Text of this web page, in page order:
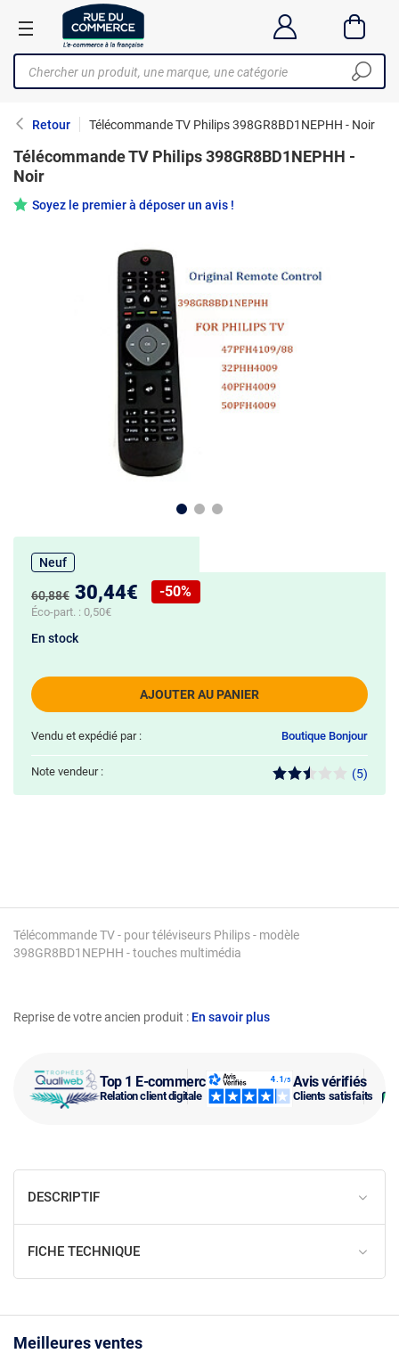
Retour Télécommande TV Philips 398GR8BD1NEPHH - Noir
Top 1 E-commerce
Relation client digitale
Avis vérifiés
Clients satisfaits
Reprise de votre ancien produit : En savoir plus
Télécommande TV Philips 398GR8BD1NEPHH -
Noir
Soyez le premier à déposer un avis !
Télécommande TV - pour téléviseurs Philips - modèle
398GR8BD1NEPHH - touches multimédia
Neuf
Ancien prix :
60,88€ Nouveau prix :
30,44€
Réduction de :
-50%
Éco-part. : 0,50€
AJOUTER AU PANIER
En stock
Vendu et expédié par : Boutique Bonjour
Note vendeur : (5)
DESCRIPTIF
FICHE TECHNIQUE
Meilleures ventes